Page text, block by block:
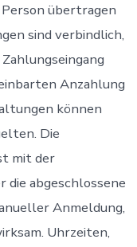
übertragen
sind verbindlich,
Anzahlung
können
Die
mit der
die abgeschlossene
Anmeldung,
Uhrzeiten,